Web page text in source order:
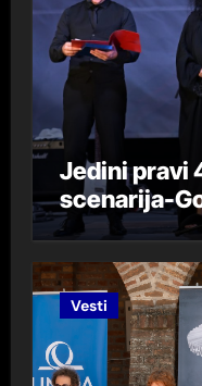
Jedini pravi
scenarija-
Vesti